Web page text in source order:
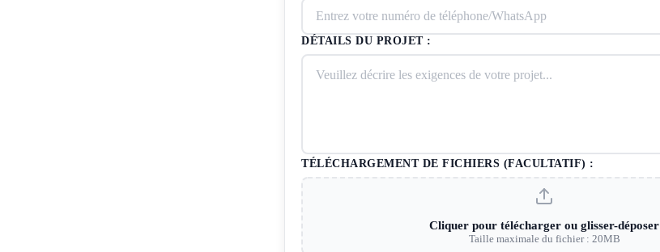
DÉTAILS DU PROJET :
TÉLÉCHARGEMENT DE FICHIERS (FACULTATIF) :
Cliquer pour télécharger ou glisser-déposer
Taille maximale du fichier : 20MB